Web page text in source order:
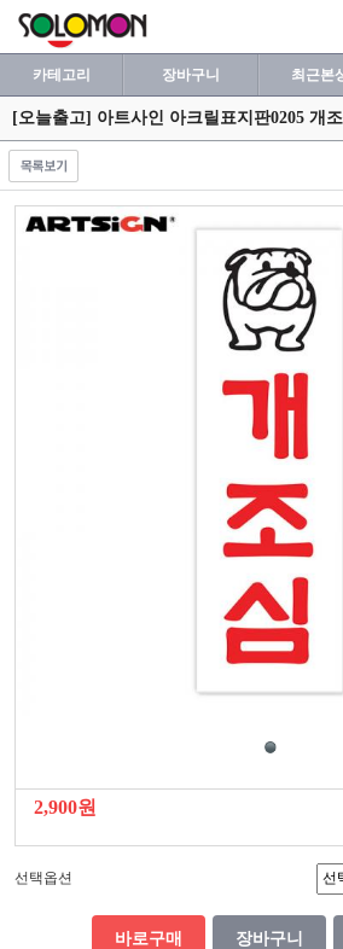
카테고리 장바구니 최근본
[오늘출고] 아트사인 아크릴표지판0205 개
2,900원
선택옵션
바로구매 장바구니